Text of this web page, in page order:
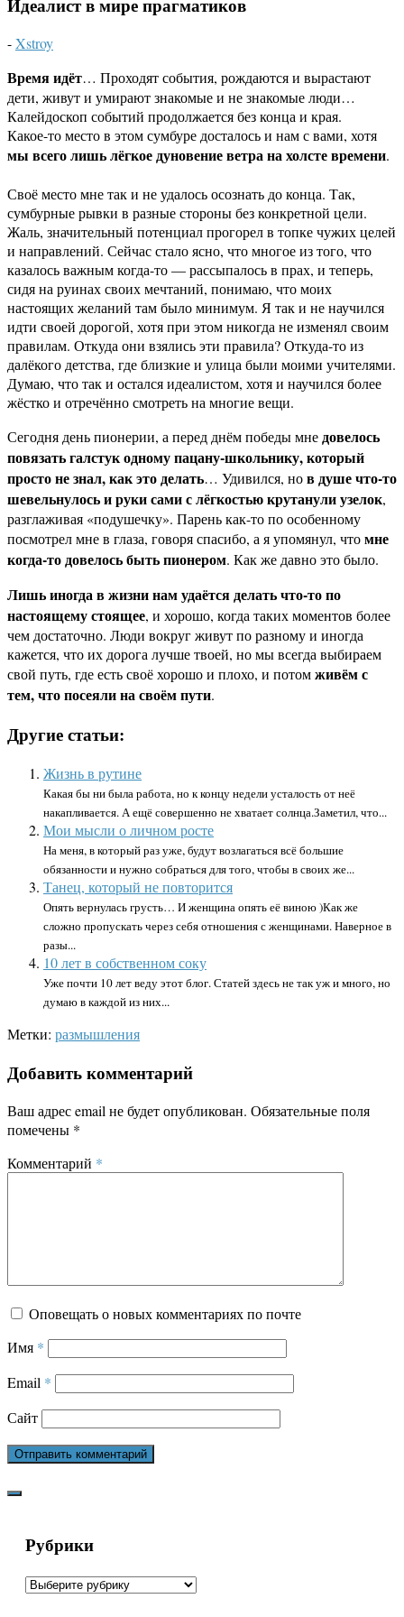
-Xstroy
Время идёт… Проходят события, рождаются и вырастают
дети, живут и умирают знакомые и не знакомые люди…
Калейдоскоп событий продолжается без конца и края.
Какое-то место в этом сумбуре досталось и нам с вами, хотя
мы всего лишь лёгкое дуновение ветра на холсте времени.
Своё место мне так и не удалось осознать до конца. Так,
сумбурные рывки в разные стороны без конкретной цели.
Жаль, значительный потенциал прогорел в топке чужих целей
и направлений. Сейчас стало ясно, что многое из того, что
казалось важным когда-то — рассыпалось в прах, и теперь,
сидя на руинах своих мечтаний, понимаю, что моих
настоящих желаний там было минимум. Я так и не научился
идти своей дорогой, хотя при этом никогда не изменял своим
правилам. Откуда они взялись эти правила? Откуда-то из
далёкого детства, где близкие и улица были моими учителями.
Думаю, что так и остался идеалистом, хотя и научился более
жёстко и отречённо смотреть на многие вещи.
Сегодня день пионерии, а перед днём победы мнедовелось
повязать галстук одному пацану-школьнику, который
просто не знал, как это делать… Удивился, нов душе что-то
шевельнулось и руки сами с лёгкостью крутанули узелок,
разглаживая «подушечку». Парень как-то по особенному
посмотрел мне в глаза, говоря спасибо, а я упомянул, чтомне
когда-то довелось быть пионером. Как же давно это было.
Лишь иногда в жизни нам удаётся делать что-то по
настоящему стоящее, и хорошо, когда таких моментов более
чем достаточно. Люди вокруг живут по разному и иногда
кажется, что их дорога лучше твоей, но мы всегда выбираем
свой путь, где есть своё хорошо и плохо, и потомживём с
тем, что посеяли на своём пути.
Другие статьи:
Жизнь в рутине
Какая бы ни была работа, но к концу недели усталость от неё
накапливается. А ещё совершенно не хватает солнца.Заметил, что...
Мои мысли о личном росте
На меня, в который раз уже, будут возлагаться всё большие
обязанности и нужно собраться для того, чтобы в своих же...
Танец, который не повторится
Опять вернулась грусть… И женщина опять её виною )Как же
сложно пропускать через себя отношения с женщинами. Наверное в
разы...
10 лет в собственном соку
Уже почти 10 лет веду этот блог. Статей здесь не так уж и много, но
думаю в каждой из них...
Метки: размышления
Добавить комментарий
Ваш адрес email не будет опубликован. Обязательные поля
помечены *
Комментарий *
Оповещать о новых комментариях по почте
Имя *
Email *
Сайт
Рубрики
Рубрики